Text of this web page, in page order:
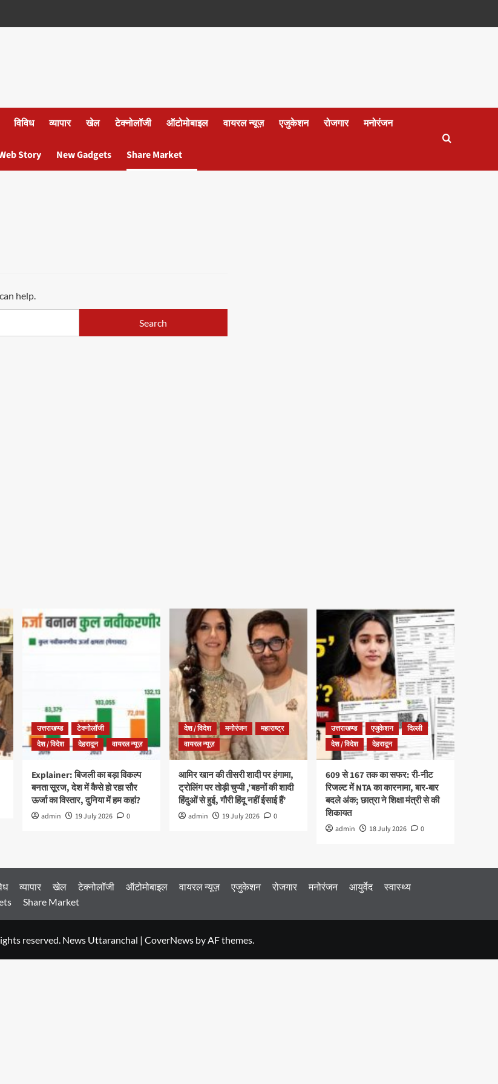
विविध व्यापार खेल टेक्नोलॉजी ऑटोमोबाइल वायरल न्यूज़ एजुकेशन रोजगार मनोरंजन
Story New Gadgets Share Market
help.
उत्तराखण्ड
टेक्नोलॉजी
देश / विदेश
देहरादून वायरल न्यूज़
Explainer: बिजली का बड़ा विकल्प
बनता सूरज, देश में कैसे हो रहा सौर
ऊर्जा का विस्तार, दुनिया में हम कहां?
admin 19 July 2026 0
देश / विदेश मनोरंजन
महाराष्ट्र
वायरल न्यूज़
आमिर खान की तीसरी शादी पर हंगामा,
ट्रोलिंग पर तोड़ी चुप्पी ,’बहनों की शादी
हिंदुओं से हुई, गौरी हिंदू नहीं ईसाई हैं’
admin 19 July 2026 0
उत्तराखण्ड एजुकेशन
दिल्ली
देश / विदेश
देहरादून
609 से 167 तक का सफर: री-नीट
रिजल्ट में NTA का कारनामा, बार-बार
बदले अंक; छात्रा ने शिक्षा मंत्री से की
शिकायत
admin 18 July 2026 0
व्यापार खेल टेक्नोलॉजी ऑटोमोबाइल वायरल न्यूज़ एजुकेशन रोजगार मनोरंजन आयुर्वेद
स्वास्थ्य
Share Market
reserved. News Uttaranchal | CoverNewsby AF themes.